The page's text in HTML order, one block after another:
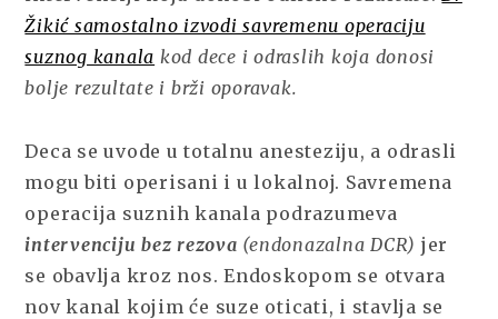
Žikić samostalno izvodi savremenu operaciju
suznog kanala kod dece i odraslih koja donosi
bolje rezultate i brži oporavak.
Deca se uvode u totalnu anesteziju, a odrasli
mogu biti operisani i u lokalnoj. Savremena
operacija suznih kanala podrazumeva
intervenciju bez rezova (endonazalna DCR) jer
se obavlja kroz nos. Endoskopom se otvara
nov kanal kojim će suze oticati, i stavlja se